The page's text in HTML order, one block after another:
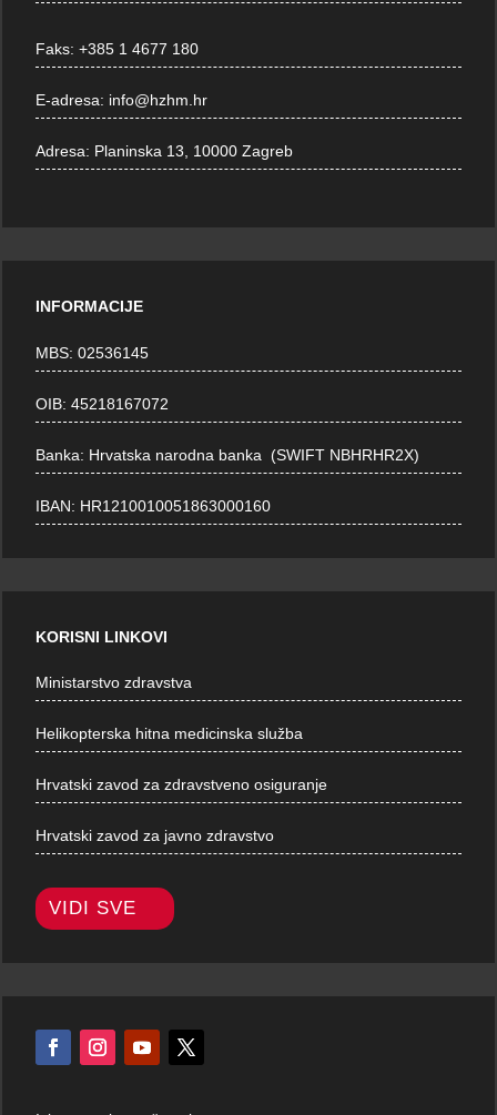
Faks:+385 1 4677 180
E-adresa: info@hzhm.hr
Adresa: Planinska 13, 10000 Zagreb
INFORMACIJE
MBS: 02536145
OIB: 45218167072
Banka: Hrvatska narodna banka (SWIFT NBHRHR2X)
IBAN: HR1210010051863000160
KORISNI LINKOVI
Ministarstvo zdravstva
Helikopterska hitna medicinska služba
Hrvatski zavod za zdravstveno osiguranje
Hrvatski zavod za javno zdravstvo
VIDI SVE